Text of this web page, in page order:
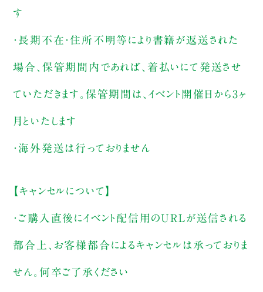
す
・長期不在・住所不明等により書籍が返送された
場合、保管期間内であれば、着払いにて発送させ
ていただきます。保管期間は、イベント開催日から3ヶ
月といたします
・海外発送は行っておりません
【キャンセルについて】
・ご購入直後にイベント配信用のURLが送信される
都合上、お客様都合によるキャンセルは承っておりま
せん。何卒ご了承ください